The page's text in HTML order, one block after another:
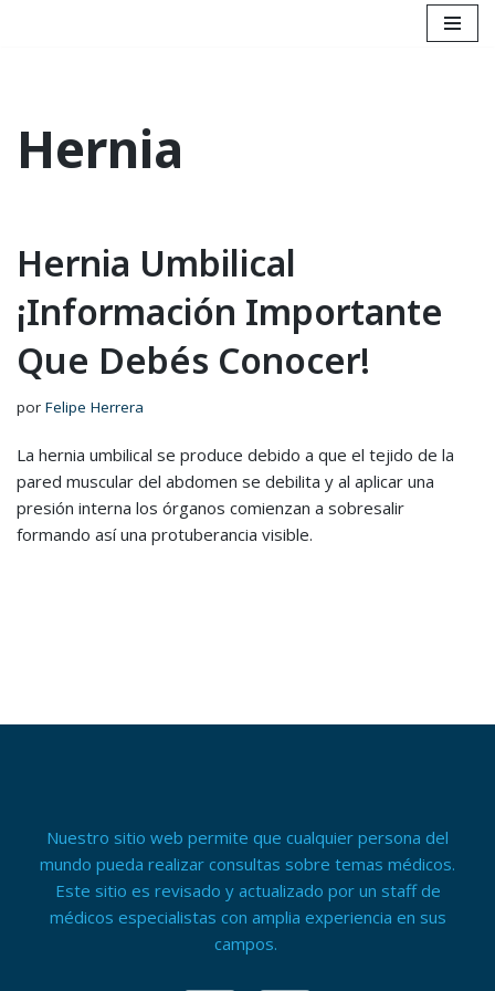
Hernia
Hernia Umbilical
¡Información Importante
Que Debés Conocer!
por Felipe Herrera
La hernia umbilical se produce debido a que el tejido de la
pared muscular del abdomen se debilita y al aplicar una
presión interna los órganos comienzan a sobresalir
formando así una protuberancia visible.
Nuestro sitio web permite que cualquier persona del
mundo pueda realizar consultas sobre temas médicos.
Este sitio es revisado y actualizado por un staff de
médicos especialistas con amplia experiencia en sus
campos.